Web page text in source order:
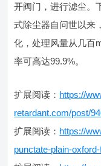
开阀门，进行滤尘。
式除尘器自问世以来
化，处理风量从几
率可高达99.9%。
扩展阅读： https://
retardant.com/post/
扩展阅读： https://
punctate-plain-